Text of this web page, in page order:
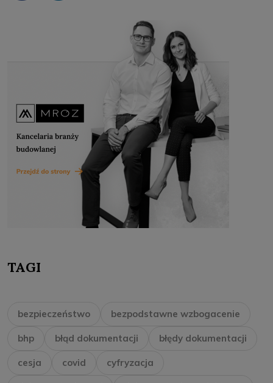
TAGI
bezpieczeństwo bezpodstawne wzbogacenie
bhp błąd dokumentacji błędy dokumentacji
cesja covid cyfryzacja